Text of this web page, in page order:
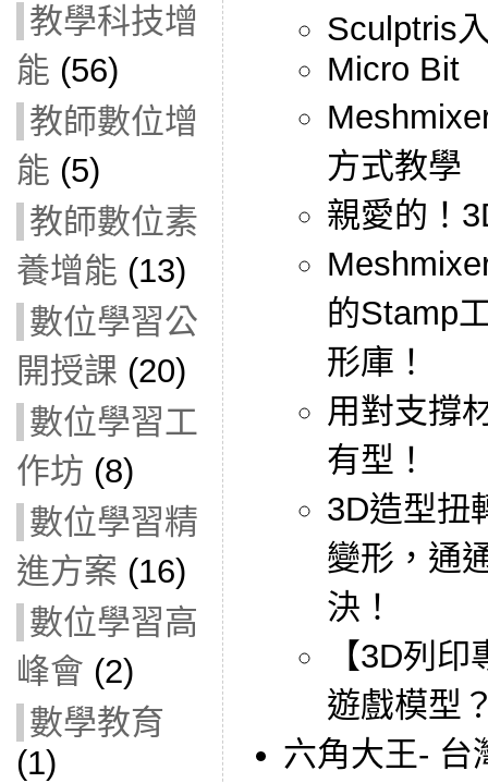
教學科技增
能 (56)
教師數位增
能 (5)
教師數位素
養增能 (13)
數位學習公
開授課 (20)
數位學習工
作坊 (8)
數位學習精
進方案 (16)
數位學習高
峰會 (2)
數學教育
(1)
Sculptris
Micro Bit
方式教學
親愛的！
的Stamp
形庫！
用對支撐
有型！
3D造型扭
變形，通
決！
【3D列
遊戲模型
六角大王- 台